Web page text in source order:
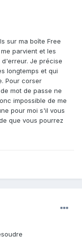
sur ma boîte Free
parvient et les
Je précise
longtemps et qui
Pour corser
mot de passe ne
impossible de me
pour moi s'il vous
que vous pourrez